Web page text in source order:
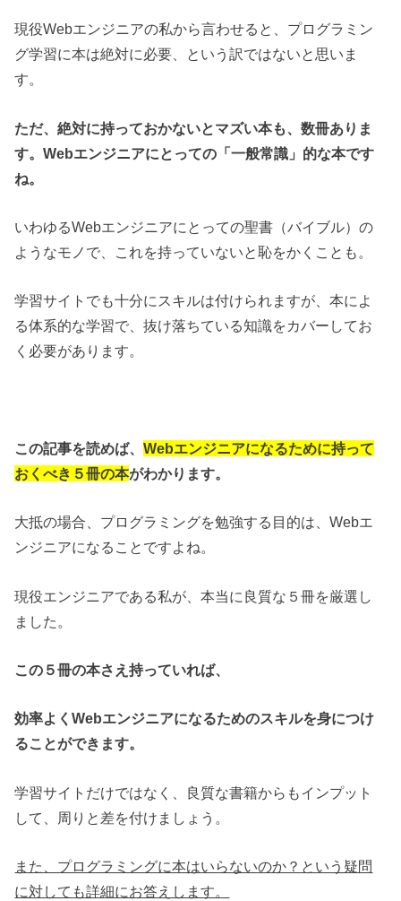
現役Webエンジニアの私から言わせると、プログラミン
グ学習に本は絶対に必要、という訳ではないと思いま
す。
ただ、絶対に持っておかないとマズい本も、数冊ありま
す。Webエンジニアにとっての「一般常識」的な本です
ね。
いわゆるWebエンジニアにとっての聖書（バイブル）の
ようなモノで、これを持っていないと恥をかくことも。
学習サイトでも十分にスキルは付けられますが、本によ
る体系的な学習で、抜け落ちている知識をカバーしてお
く必要があります。
この記事を読めば、Webエンジニアになるために持って
おくべき５冊の本がわかります。
大抵の場合、プログラミングを勉強する目的は、Webエ
ンジニアになることですよね。
現役エンジニアである私が、本当に良質な５冊を厳選し
ました。
この５冊の本さえ持っていれば、
効率よくWebエンジニアになるためのスキルを身につけ
ることができます。
学習サイトだけではなく、良質な書籍からもインプット
して、周りと差を付けましょう。
また、プログラミングに本はいらないのか？という疑問
に対しても詳細にお答えします。